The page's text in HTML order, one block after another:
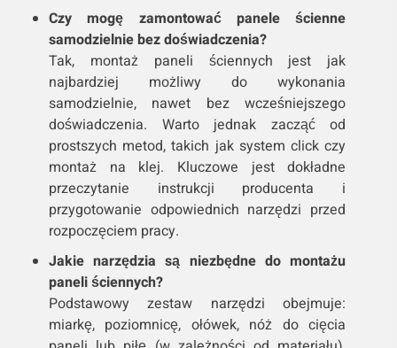
Czy mogę zamontować panele ścienne
samodzielnie bez doświadczenia?
Tak, montaż paneli ściennych jest jak
najbardziej możliwy do wykonania
samodzielnie, nawet bez wcześniejszego
doświadczenia. Warto jednak zacząć od
prostszych metod, takich jak system click czy
montaż na klej. Kluczowe jest dokładne
przeczytanie instrukcji producenta i
przygotowanie odpowiednich narzędzi przed
rozpoczęciem pracy.
Jakie narzędzia są niezbędne do montażu
paneli ściennych?
Podstawowy zestaw narzędzi obejmuje:
miarkę, poziomnicę, ołówek, nóż do cięcia